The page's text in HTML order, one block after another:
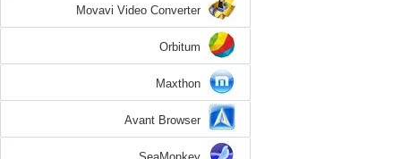
Movavi Video Converter
Orbitum
Maxthon
Avant Browser